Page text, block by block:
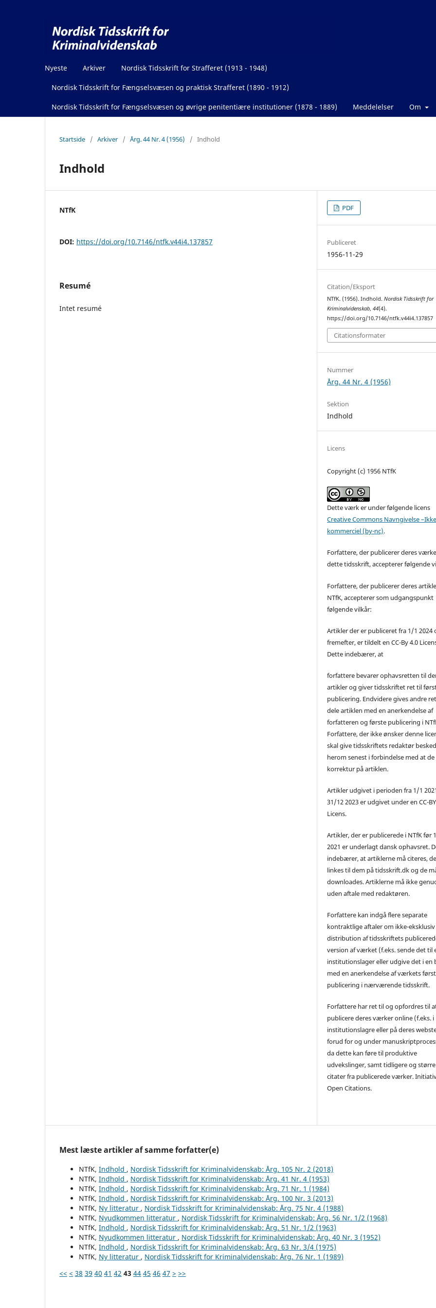
Nyeste Arkiver Nordisk Tidsskrift for Strafferet (1913 - 1948)
Nordisk Tidsskrift for Fængselsvæsen og praktisk Strafferet (1890 - 1912)
Nordisk Tidsskrift for Fængselsvæsen og øvrige penitentiære institutioner (1878 - 1889) Meddelelser Om
Startside / Arkiver / Årg. 44 Nr. 4 (1956) / Indhold
Indhold
NTfK
DOI: https://doi.org/10.7146/ntfk.v44i4.137857
Resumé
Intet resumé
PDF
Publiceret
1956-11-29
Citation/Eksport
NTfK. (1956). Indhold.Nordisk Tidsskrift for
Kriminalvidenskab,44(4).
https://doi.org/10.7146/ntfk.v44i4.137857
Citationsformater
Nummer
Årg. 44 Nr. 4 (1956)
Sektion
Indhold
Licens
Copyright (c) 1956 NTfK
Dette værk er under følgende licens
Creative Commons Navngivelse
kommerciel (by-nc).
Forfattere, der publicerer deres
dette tidsskrift, accepterer følgende
Forfattere, der publicerer deres
NTfK, accepterer som udgangspunkt
følgende vilkår:
Artikler der er publiceret fra 1/1 2024
fremefter, er tildelt en CC-By 4.0
Dette indebærer, at
forfattere bevarer ophavsretten til
artikler og giver tidsskriftet ret til
publicering. Endvidere gives andre
dele artiklen med en anerkendelse af
forfatteren og første publicering i
Forfattere, der ikke ønsker denne
skal give tidsskriftets redaktør besked
herom senest i forbindelse med at
korrektur på artiklen.
Artikler udgivet i perioden fra 1/1
31/12 2023 er udgivet under en CC-
Licens.
Artikler, der er publicerede i NTfK før
2021 er underlagt dansk ophavsret.
indebærer, at artiklerne må citeres,
linkes til dem på tidsskrift.dk og de
downloades. Artiklerne må ikke
uden aftale med redaktøren.
Forfattere kan indgå flere separate
kontraktlige aftaler om ikke-eksklusiv
distribution af tidsskriftets
version af værket (f.eks. sende det til
institutionslager eller udgive det i en
med en anerkendelse af værkets
publicering i nærværende tidsskrift.
Forfattere har ret til og opfordres til
publicere deres værker online (f.eks. i
institutionslagre eller på deres
forud for og under
da dette kan føre til produktive
udvekslinger, samt tidligere og større
citater fra publicerede værker.
Open Citations.
Mest læste artikler af samme forfatter(e)
NTfK, Indhold , Nordisk Tidsskrift for Kriminalvidenskab: Årg. 105 Nr. 2 (2018)
NTfK, Indhold , Nordisk Tidsskrift for Kriminalvidenskab: Årg. 41 Nr. 4 (1953)
NTfK, Indhold , Nordisk Tidsskrift for Kriminalvidenskab: Årg. 71 Nr. 1 (1984)
NTfK, Indhold , Nordisk Tidsskrift for Kriminalvidenskab: Årg. 100 Nr. 3 (2013)
NTfK, Ny litteratur , Nordisk Tidsskrift for Kriminalvidenskab: Årg. 75 Nr. 4 (1988)
NTfK, Nyudkommen litteratur , Nordisk Tidsskrift for Kriminalvidenskab: Årg. 56 Nr. 1/2 (1968)
NTfK, Indhold , Nordisk Tidsskrift for Kriminalvidenskab: Årg. 51 Nr. 1/2 (1963)
NTfK, Nyudkommen litteratur , Nordisk Tidsskrift for Kriminalvidenskab: Årg. 40 Nr. 3 (1952)
NTfK, Indhold , Nordisk Tidsskrift for Kriminalvidenskab: Årg. 63 Nr. 3/4 (1975)
NTfK, Ny litteratur , Nordisk Tidsskrift for Kriminalvidenskab: Årg. 76 Nr. 1 (1989)
<< < 38 39 40 41 42 43 44 45 46 47 > >>